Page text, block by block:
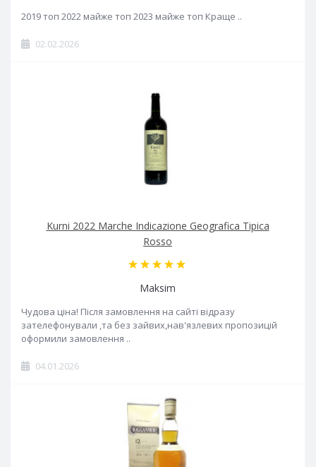
2019 топ 2022 майже топ 2023 майже топ Краще ..
02.02.2026
Kurni 2022 Marche Indicazione Geografica Tipica
Rosso
Maksim
Чудова ціна! Після замовлення на сайті відразу
зателефонували ,та без зайвих,нав'язлевих пропозицій
оформили замовлення ..
04.01.2026